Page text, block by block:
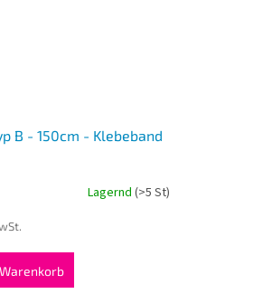
B - 150cm - Klebeband
Lagernd (>5 St)